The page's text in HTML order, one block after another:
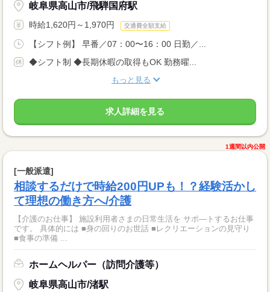
岐阜県高山市/飛騨国府駅
時給1,620円～1,970円 交通費全額支給
【シフト例】 早番／07：00〜16：00 日勤／...
◆シフト制 ◆長期休暇の取得もOK 勤務曜...
もっと見る
求人詳細を見る
1週間以内公開
[一般派遣]
相談するだけで時給200円UPも！？経験活かし
て理想の働き方へ/介護
【介護のお仕事】 施設利用者さまの日常生活を サポ―トするお仕事
です。 具体的には ■身の回りのお世話 ■レクリエーションの見守り
■食事の準備 ...
ホームヘルパー（訪問介護等）
岐阜県高山市/渚駅